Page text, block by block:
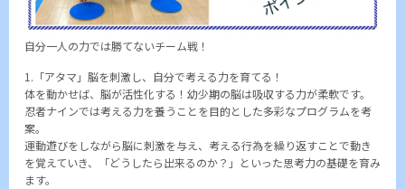
自分一人の力では勝てないチーム戦！
1.「アタマ」脳を刺激し、自分で考える力を育てる！
体を動かせば、脳が活性化する！幼少期の脳は吸収する力が柔軟です。
忍者ナインでは考える力を養うことを目的とした多彩なプログラムを考
案。
運動遊びをしながら脳に刺激を与え、考える行為を繰り返すことで動き
を覚えていき、「どうしたら出来るのか？」といった思考力の基礎を育み
ます。